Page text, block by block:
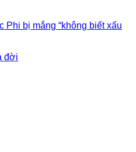
Phi bị mắng “không biết xấu
đời